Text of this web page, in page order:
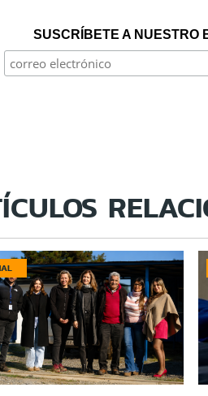
SUSCRÍBETE A NUESTRO